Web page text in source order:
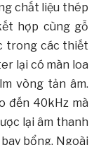
chất liệu thép
hợp cùng gỗ
trong các thiết
lại có màn loa
vòng tản âm.
đến 40kHz mà
lại âm thanh
bổng. Ngoài